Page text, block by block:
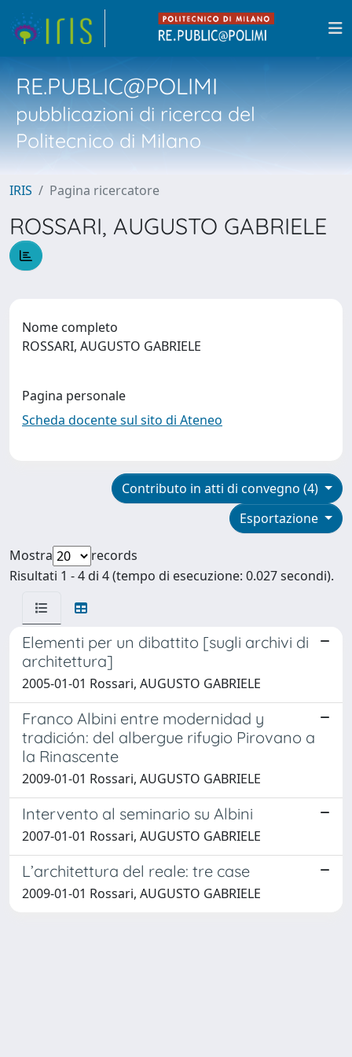
RE.PUBLIC@POLIMI
pubblicazioni di ricerca del
Politecnico di Milano
IRIS Pagina ricercatore
ROSSARI, AUGUSTO GABRIELE
Nome completo
ROSSARI, AUGUSTO GABRIELE
Pagina personale
Scheda docente sul sito di Ateneo
Contributo in atti di convegno (4)
Esportazione
Mostra
records
Risultati 1 - 4 di 4 (tempo di esecuzione: 0.027 secondi).
Elementi per un dibattito [sugli archivi di
architettura]
2005-01-01 Rossari, AUGUSTO GABRIELE
Franco Albini entre modernidad y
tradición: del albergue rifugio Pirovano a
la Rinascente
2009-01-01 Rossari, AUGUSTO GABRIELE
Intervento al seminario su Albini
2007-01-01 Rossari, AUGUSTO GABRIELE
L’architettura del reale: tre case
2009-01-01 Rossari, AUGUSTO GABRIELE